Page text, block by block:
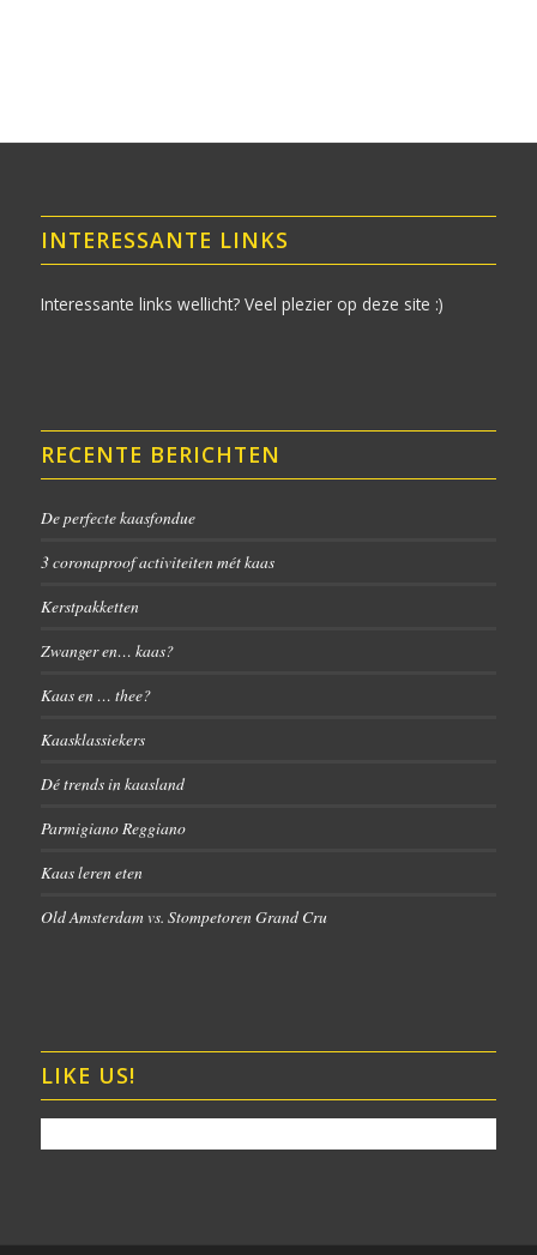
INTERESSANTE LINKS
Interessante links wellicht? Veel plezier op deze site :)
RECENTE BERICHTEN
De perfecte kaasfondue
3 coronaproof activiteiten mét kaas
Kerstpakketten
Zwanger en… kaas?
Kaas en … thee?
Kaasklassiekers
Dé trends in kaasland
Parmigiano Reggiano
Kaas leren eten
Old Amsterdam vs. Stompetoren Grand Cru
LIKE US!